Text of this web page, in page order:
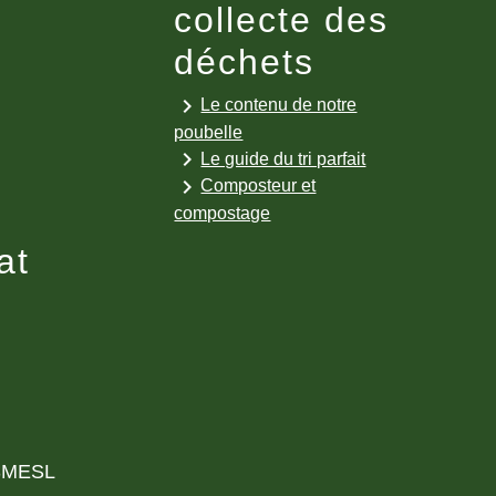
collecte des
déchets
keyboard_arrow_rightLe contenu de notre
poubelle
keyboard_arrow_rightLe guide du tri parfait
keyboard_arrow_rightComposteur et
compostage